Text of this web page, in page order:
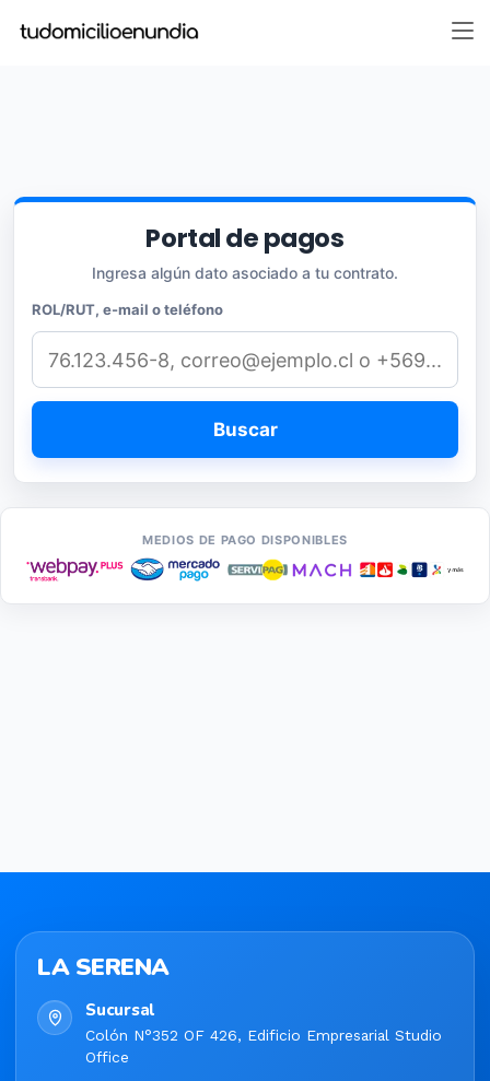
Portal de pagos
Ingresa algún dato asociado a tu contrato.
ROL/RUT, e-mail o teléfono
Buscar
LA SERENA
Sucursal
Colón N°352 OF 426, Edificio Empresarial Studio
Office